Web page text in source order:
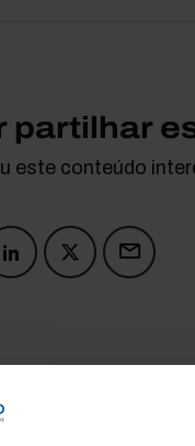
partilhar
este conteúdo